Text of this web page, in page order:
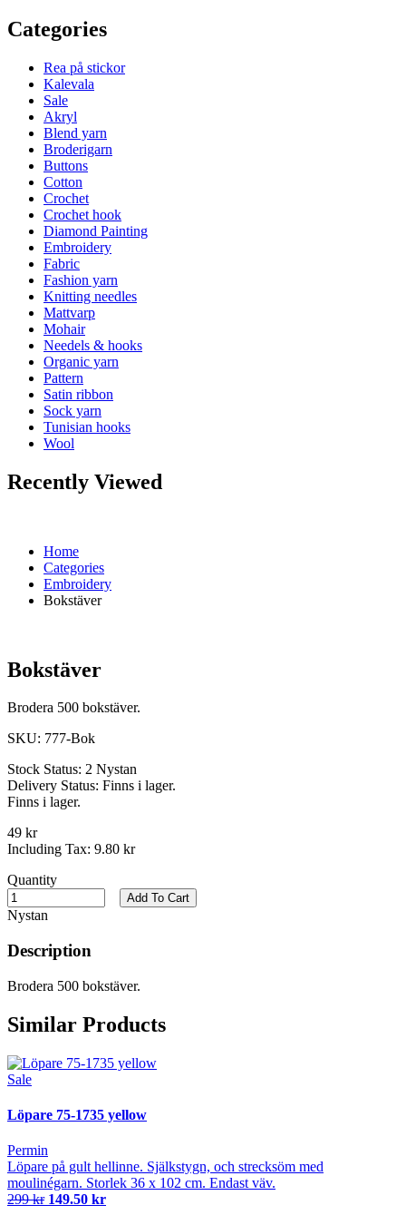
Categories
Rea på stickor
Kalevala
Sale
Akryl
Blend yarn
Broderigarn
Buttons
Cotton
Crochet
Crochet hook
Diamond Painting
Embroidery
Fabric
Fashion yarn
Knitting needles
Mattvarp
Mohair
Needels & hooks
Organic yarn
Pattern
Satin ribbon
Sock yarn
Tunisian hooks
Wool
Recently Viewed
Home
Categories
Embroidery
Bokstäver
Bokstäver
Brodera 500 bokstäver.
SKU: 777-Bok
Stock Status: 2 Nystan
Delivery Status: Finns i lager.
Finns i lager.
49 kr
Including Tax: 9.80 kr
Quantity
Nystan
Add To Cart
Description
Brodera 500 bokstäver.
Similar Products
Sale
Löpare 75-1735 yellow
Permin
Löpare på gult hellinne. Själkstygn, och strecksöm med
moulinégarn. Storlek 36 x 102 cm. Endast väv.
299 kr 149.50 kr